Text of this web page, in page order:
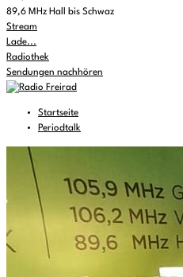
89,6 MHz Hall bis Schwaz
Stream
Lade...
Radiothek
Sendungen nachhören
Startseite
Periodtalk